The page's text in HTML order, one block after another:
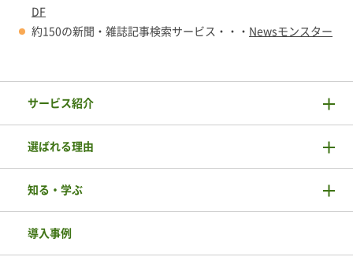
DF
約150の新聞・雑誌記事検索サービス・・・ Newsモンスター
サービス紹介
選ばれる理由
知る・学ぶ
導入事例